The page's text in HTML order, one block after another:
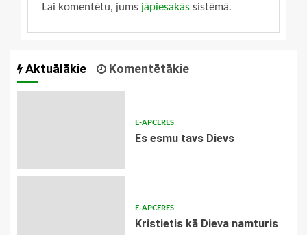
Lai komentētu, jums jāpiesakās sistēmā.
Aktuālākie Komentētākie
E-APCERES
Es esmu tavs Dievs
E-APCERES
Kristietis kā Dieva namturis